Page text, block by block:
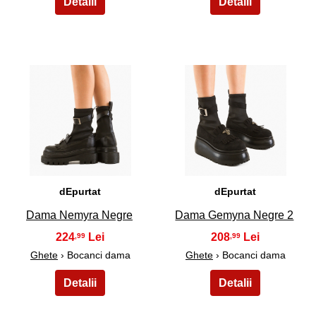
11
dEpurtat
Dama Nemyra Negre
224 ,99
Ghete› Bocanci dama
12
dEpurtat
Dama Gemyna Negre 2
208 ,99
Ghete› Bocanci dama